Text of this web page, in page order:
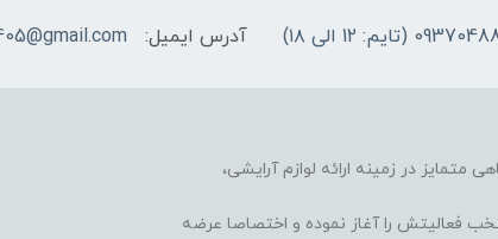
(تایم: 12 الی ۱۸) آدرس ایمیل:
متمایز در زمینه ارائه لوازم آرایشی،
و منتخب فعالیتش را آغاز نموده و اختصاصا عرضه